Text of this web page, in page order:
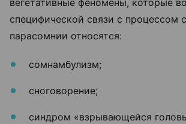
вегетативные феномены, которые
специфической связи с процессом
парасомнии относятся:
сомнамбулизм;
сноговорение;
синдром «взрывающейся